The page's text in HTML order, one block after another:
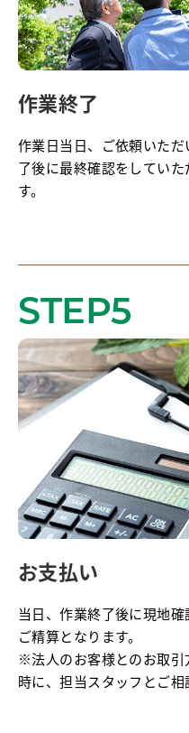
作業終了
作業日当日、ご依頼いた
了後に最終確認をしてい
す。
STEP5
お支払い
当日、作業終了後に現地
ご精算となります。
※法人のお客様とのお取引
時に、担当スタッフとご相